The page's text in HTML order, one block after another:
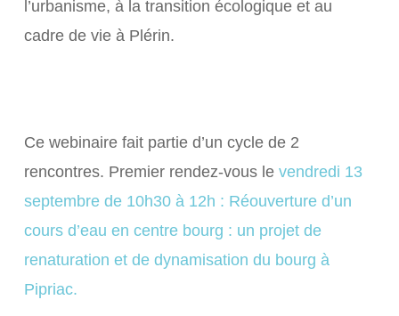
l’urbanisme, à la transition écologique et au
cadre de vie à Plérin.
Ce webinaire fait partie d’un cycle de 2
rencontres. Premier rendez-vous le vendredi 13
septembre de 10h30 à 12h : Réouverture d’un
cours d’eau en centre bourg : un projet de
renaturation et de dynamisation du bourg à
Pipriac.